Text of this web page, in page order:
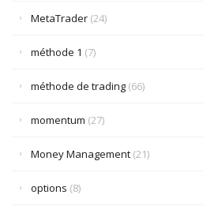
MetaTrader (24)
méthode 1 (7)
méthode de trading (66)
momentum (27)
Money Management (21)
options (8)